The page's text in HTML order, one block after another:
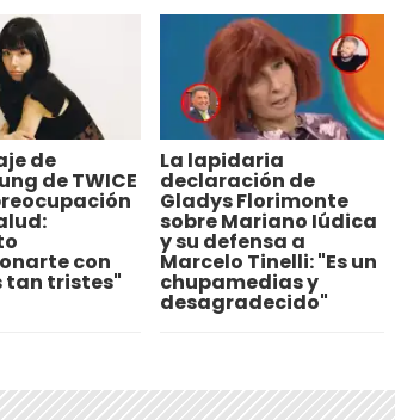
de
de TWICE
con
tan tristes"
La lapidaria
declaración de
Gladys Florimonte
sobre Mariano Iúdica
y su defensa a
Marcelo Tinelli: "Es un
chupamedias y
desagradecido"